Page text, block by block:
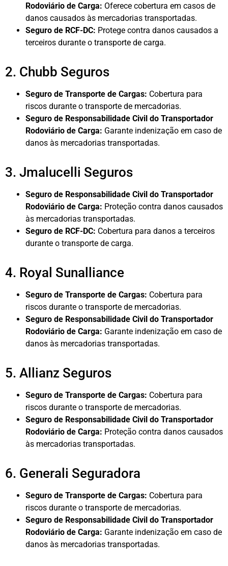
Rodoviário de Carga: Oferece cobertura em casos de
danos causados às mercadorias transportadas.
Seguro de RCF-DC: Protege contra danos causados a
terceiros durante o transporte de carga.
2. Chubb Seguros
Seguro de Transporte de Cargas: Cobertura para
riscos durante o transporte de mercadorias.
Seguro de Responsabilidade Civil do Transportador
Rodoviário de Carga: Garante indenização em caso de
danos às mercadorias transportadas.
3. Jmalucelli Seguros
Seguro de Responsabilidade Civil do Transportador
Rodoviário de Carga: Proteção contra danos causados
às mercadorias transportadas.
Seguro de RCF-DC: Cobertura para danos a terceiros
durante o transporte de carga.
4. Royal Sunalliance
Seguro de Transporte de Cargas: Cobertura para
riscos durante o transporte de mercadorias.
Seguro de Responsabilidade Civil do Transportador
Rodoviário de Carga: Garante indenização em caso de
danos às mercadorias transportadas.
5. Allianz Seguros
Seguro de Transporte de Cargas: Cobertura para
riscos durante o transporte de mercadorias.
Seguro de Responsabilidade Civil do Transportador
Rodoviário de Carga: Proteção contra danos causados
às mercadorias transportadas.
6. Generali Seguradora
Seguro de Transporte de Cargas: Cobertura para
riscos durante o transporte de mercadorias.
Seguro de Responsabilidade Civil do Transportador
Rodoviário de Carga: Garante indenização em caso de
danos às mercadorias transportadas.